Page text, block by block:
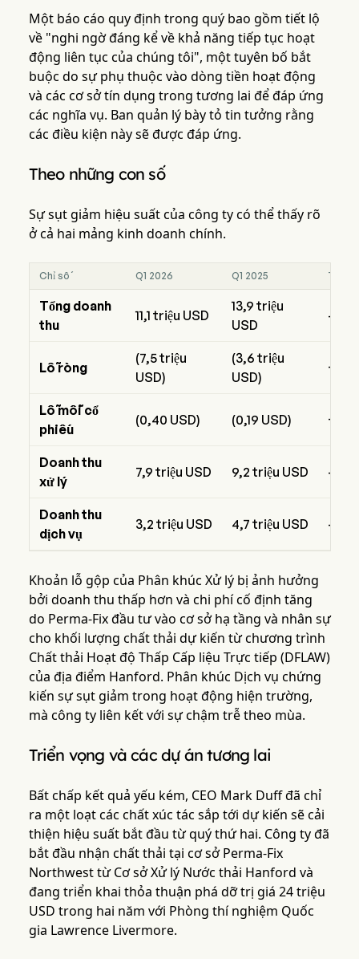
Một báo cáo quy định trong quý bao gồm tiết lộ
về "nghi ngờ đáng kể về khả năng tiếp tục hoạt
động liên tục của chúng tôi", một tuyên bố bắt
buộc do sự phụ thuộc vào dòng tiền hoạt động
và các cơ sở tín dụng trong tương lai để đáp ứng
các nghĩa vụ. Ban quản lý bày tỏ tin tưởng rằng
các điều kiện này sẽ được đáp ứng.
Theo những con số
Sự sụt giảm hiệu suất của công ty có thể thấy rõ
ở cả hai mảng kinh doanh chính.
Chỉ số Q1 2026 Q1 2025 Thay
Tổng doanh
thu
11,1 triệu USD
13,9 triệu
USD
-
Lỗ ròng
(7,5 triệu
USD)
(3,6 triệu
USD)
Lỗ mỗi cổ
phiếu
(0,40 USD) (0,19 USD)
Doanh thu
xử lý
7,9 triệu USD 9,2 triệu USD -
Doanh thu
dịch vụ
3,2 triệu USD 4,7 triệu USD -
Khoản lỗ gộp của Phân khúc Xử lý bị ảnh hưởng
bởi doanh thu thấp hơn và chi phí cố định tăng
do Perma-Fix đầu tư vào cơ sở hạ tầng và nhân sự
cho khối lượng chất thải dự kiến từ chương trình
Chất thải Hoạt độ Thấp Cấp liệu Trực tiếp (DFLAW)
của địa điểm Hanford. Phân khúc Dịch vụ chứng
kiến sự sụt giảm trong hoạt động hiện trường,
mà công ty liên kết với sự chậm trễ theo mùa.
Triển vọng và các dự án tương lai
Bất chấp kết quả yếu kém, CEO Mark Duff đã chỉ
ra một loạt các chất xúc tác sắp tới dự kiến sẽ cải
thiện hiệu suất bắt đầu từ quý thứ hai. Công ty đã
bắt đầu nhận chất thải tại cơ sở Perma-Fix
Northwest từ Cơ sở Xử lý Nước thải Hanford và
đang triển khai thỏa thuận phá dỡ trị giá 24 triệu
USD trong hai năm với Phòng thí nghiệm Quốc
gia Lawrence Livermore.